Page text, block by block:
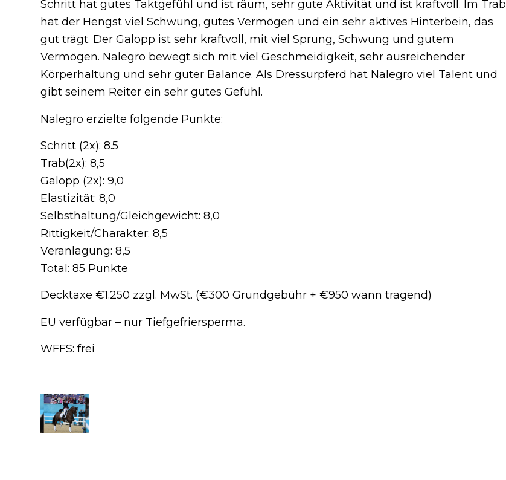
Schritt hat gutes Taktgefühl und ist räum, sehr gute Aktivität und ist kraftvoll. Im Trab
hat der Hengst viel Schwung, gutes Vermögen und ein sehr aktives Hinterbein, das
gut trägt. Der Galopp ist sehr kraftvoll, mit viel Sprung, Schwung und gutem
Vermögen. Nalegro bewegt sich mit viel Geschmeidigkeit, sehr ausreichender
Körperhaltung und sehr guter Balance. Als Dressurpferd hat Nalegro viel Talent und
gibt seinem Reiter ein sehr gutes Gefühl.
Nalegro erzielte folgende Punkte:
Schritt (2x): 8.5
Trab(2x): 8,5
Galopp (2x): 9,0
Elastizität: 8,0
Selbsthaltung/Gleichgewicht: 8,0
Rittigkeit/Charakter: 8,5
Veranlagung: 8,5
Total: 85 Punkte
Decktaxe €1.250 zzgl. MwSt. (€300 Grundgebühr + €950 wann tragend)
EU verfügbar – nur Tiefgefriersperma.
WFFS: frei